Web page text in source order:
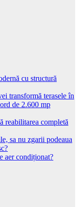
cu structură
transformă terasele în
de 2.600 mp
reabilitarea completă
sa nu zgarii podeaua
aer condiționat?